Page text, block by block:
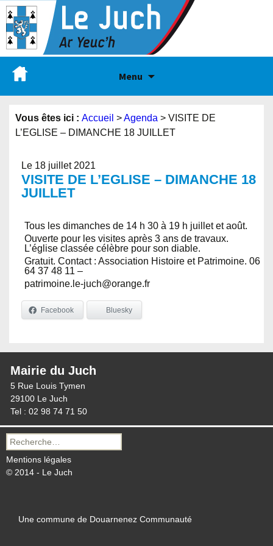
Menu
Vous êtes ici : Accueil >Agenda > VISITE DE
L’EGLISE – DIMANCHE 18 JUILLET
Le 18 juillet 2021
VISITE DE L’EGLISE – DIMANCHE 18
JUILLET
Tous les dimanches de 14 h 30 à 19 h juillet et août.
Ouverte pour les visites après 3 ans de travaux.
L’église classée célèbre pour son diable.
Gratuit. Contact : Association Histoire et Patrimoine. 06
64 37 48 11 –
patrimoine.le-juch@orange.fr
Facebook Bluesky
Mairie du Juch
5 Rue Louis Tymen
29100 Le Juch
Tel : 02 98 74 71 50
Recherche
pour :
Mentions légales
© 2014 - Le Juch
Une commune de Douarnenez Communauté